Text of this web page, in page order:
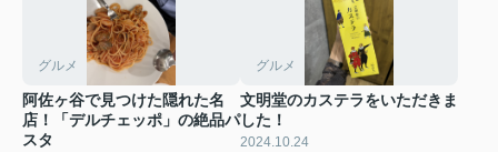
グルメ
阿佐ヶ谷で見つけた隠れた名
店！「デルチェッポ」の絶品パ
スタ
グルメ
文明堂のカステラをいただきま
した！
2024.10.24